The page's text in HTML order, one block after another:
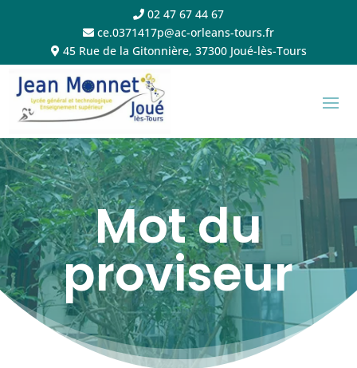
02 47 67 44 67
ce.0371417p@ac-orleans-tours.fr
45 Rue de la Gitonnière, 37300 Joué-lès-Tours
Mot du
proviseur